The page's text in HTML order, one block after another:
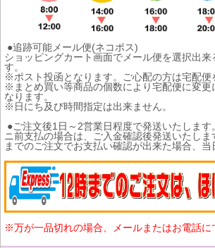
●追跡可能メール便(ネコポス)
ショッピングカート画面でメール便を選択出
す。
※ポスト投函となります。ご心配の方は宅配便
※まとめ買い等商品の個数により宅配便に変更
なります。
※日にち及び時間指定は出来ません。
●ご注文後1日～2営業日程度で発送いたしま
ニ前支払の場合は、ご入金確認後発送いたし
までのご注文でお支払い確認が出来た場合、当
※万が一品切れの場合、メールまたはお電話に